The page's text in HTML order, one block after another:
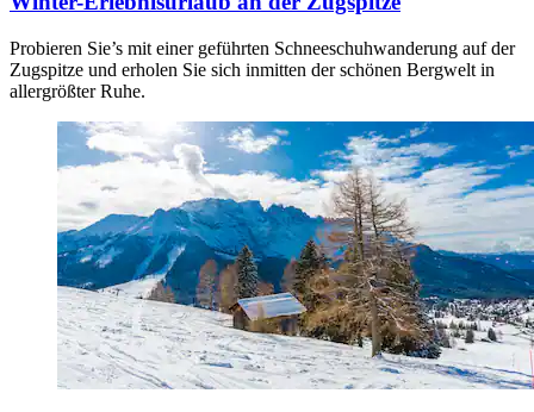
Probieren Sie’s mit einer geführten Schneeschuhwanderung auf der
Zugspitze und erholen Sie sich inmitten der schönen Bergwelt in
allergrößter Ruhe.